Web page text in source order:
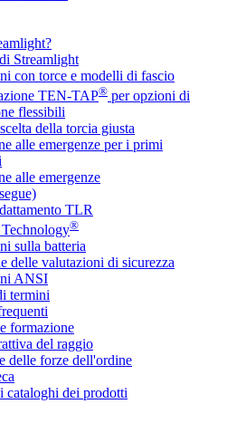
Streamlight
con torce e modelli di fascio
TEN-TAP® per opzioni di
flessibili
della torcia giusta
alle emergenze per i primi
alle emergenze
TLR
®
sulla batteria
delle valutazioni di sicurezza
ANSI
termini
formazione
del raggio
delle forze dell'ordine
cataloghi dei prodotti